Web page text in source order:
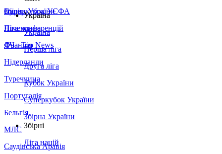
Збірна України
Італія
Німеччина
Франція
Нідерланди
Туреччина
Португалія
Бельгія
МЛС
Саудівська Аравія
Суперкубок УЄФА
Ліга конференцій
ЛЧ - Top News
Україна
Україна
Перша ліга
Друга ліга
Кубок України
Суперкубок України
Збірна України
Збірні
Ліга націй